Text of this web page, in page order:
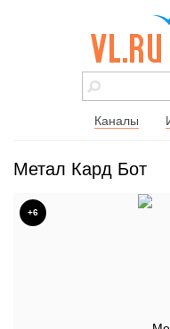
vl.ru - сайт
города
Каналы
Метал Кард Бот
+6